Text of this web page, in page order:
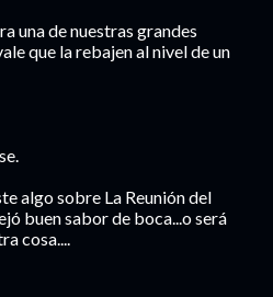
una de nuestras grandes
que la rebajen al nivel de un
algo sobre La Reunión del
buen sabor de boca...o será
cosa....